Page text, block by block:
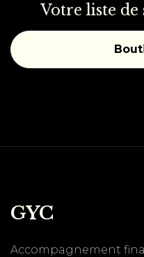
Votre liste de
GYC
Accompagnement